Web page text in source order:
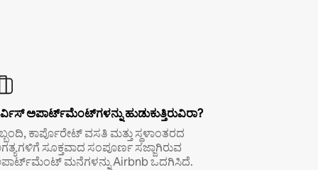
ಅಪಾರ್ಟ್‌ಮೆಂಟ್‌ಗಳನ್ನು ಹುಡುಕುತ್ತಿರುವಿರಾ?
ಕಾರ್ಪೊರೇಟ್ ವಸತಿ ಮತ್ತು ಸ್ಥಳಾಂತರದ
ಸೂಕ್ತವಾದ ಸಂಪೂರ್ಣ ಸಜ್ಜಾಗಿರುವ
ಮನೆಗಳನ್ನು Airbnb ಒದಗಿಸಿದೆ.